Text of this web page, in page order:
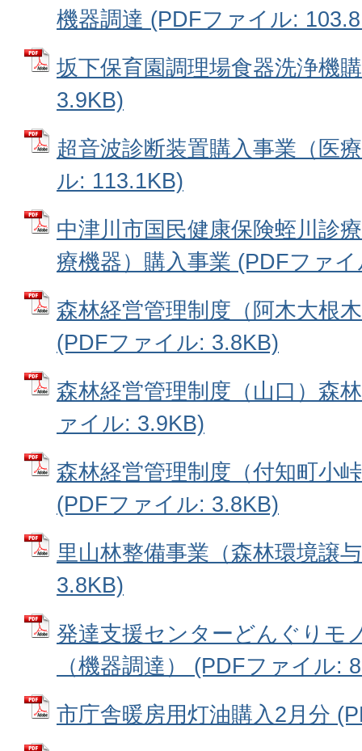
機器調達 (PDFファイル:
坂下保育園調理場食器洗浄機
3.9KB)
超音波診断装置購入事業（医
ル: 113.1KB)
中津川市国民健康保険蛭川診
療機器）購入事業 (PDFファ
森林経営管理制度（阿木大根
(PDFファイル: 3.8KB)
森林経営管理制度（山口）森
ァイル: 3.9KB)
森林経営管理制度（付知町小
(PDFファイル: 3.8KB)
里山林整備事業（森林環境譲
3.8KB)
発達支援センターどんぐりモ
（機器調達） (PDFファイル:
市庁舎暖房用灯油購入2月分